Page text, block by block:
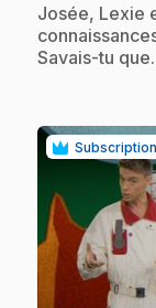
.Josée, Lexie
Savais-tu
Subscription